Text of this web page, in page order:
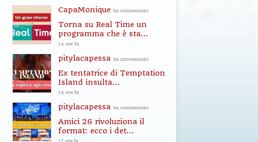
CapaMonique ha commentato
Torna su Real Time un
programma che è sta...
14 ore fa
pitylacapessa ha commentato
Ex tentatrice di Temptation
Island insulta...
15 ore fa
pitylacapessa ha commentato
Amici 26 rivoluziona il
format: ecco i det...
17 ore fa